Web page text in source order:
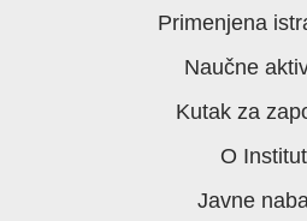
Primenjena
Naučne
Kutak za
O
Javne